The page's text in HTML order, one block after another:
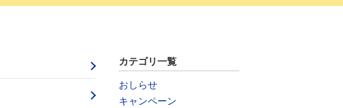
カテゴリ一覧
おしらせ
キャンペーン